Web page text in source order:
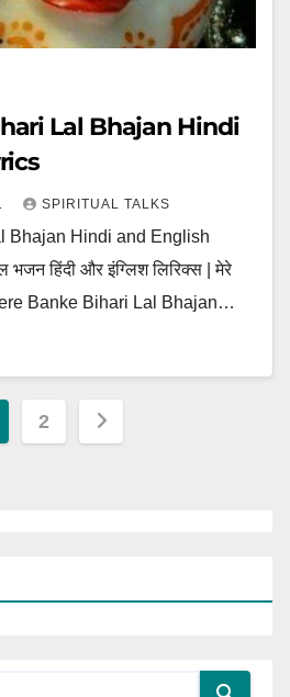
Lal Bhajan Hindi
SPIRITUAL TALKS
Bhajan Hindi and English
भजन हिंदी और इंग्लिश लिरिक्स | मेरे
Banke Bihari Lal Bhajan…
2